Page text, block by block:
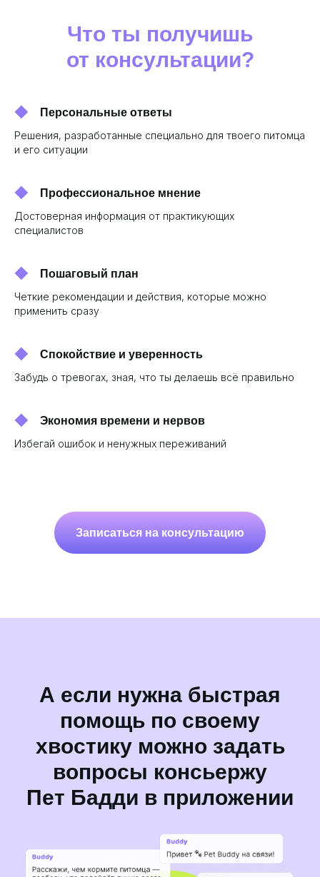
Что ты получишь
от консультации?
Персональные ответы
Решения, разработанные специально для твоего питомца
и его ситуации
Профессиональное мнение
Достоверная информация от практикующих
специалистов
Пошаговый план
Четкие рекомендации и действия, которые можно
применить сразу
Спокойствие и уверенность
Забудь о тревогах, зная, что ты делаешь всё правильно
Экономия времени и нервов
Избегай ошибок и ненужных переживаний
Записаться на консультацию
А если нужна быстрая
помощь по своему
хвостику можно задать
вопросы консьержу
Пет Бадди в приложении